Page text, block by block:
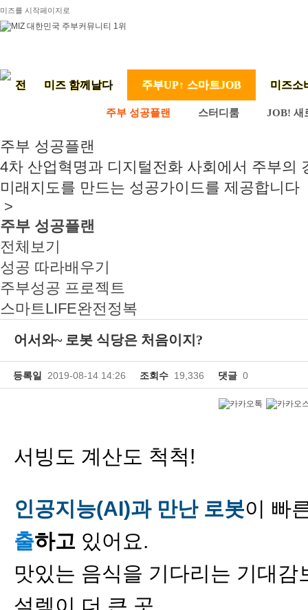
미즈를 시작페이지로
미즈 함께날다 주부UP↑ 스마트JOB 미즈소
주부 성공플랜 스터디룸 JOB! 새
주부 성공플랜
4차 산업혁명과 디지털전화 사회에서 주부의
미래지도를 만드는 성공가이드를 제공합니다
>
주부 성공플랜
전체보기
성공 따라배우기
주부성공 프로젝트
스마트LIFE완전정복
어서와~ 로봇 식당은 처음이지?
등록일 2019-08-14 14:26 조회수 19,336 댓글 0
서빙도 계산도 척척!
인공지능(AI)과 만난 로봇이 빠
출하고 있어요.
맛있는 음식을 기다리는 기대감